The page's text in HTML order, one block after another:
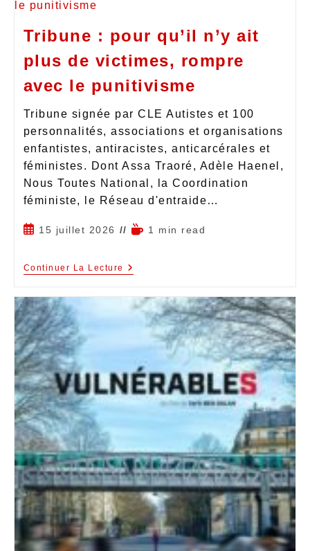
Tribune : pour qu’il n’y ait
plus de victimes, rompre
avec le punitivisme
Tribune signée par CLE Autistes et 100
personnalités, associations et organisations
enfantistes, antiracistes, anticarcérales et
féministes. Dont Assa Traoré, Adèle Haenel,
Nous Toutes National, la Coordination
féministe, le Réseau d'entraide…
15 juillet 2026 1 min read
Continuer La Lecture